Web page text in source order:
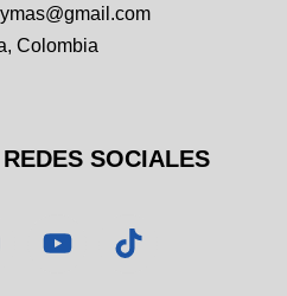
Colombia
SOCIALES
Y
o
T
i